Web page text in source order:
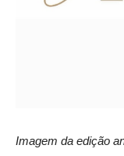
Imagem da edição